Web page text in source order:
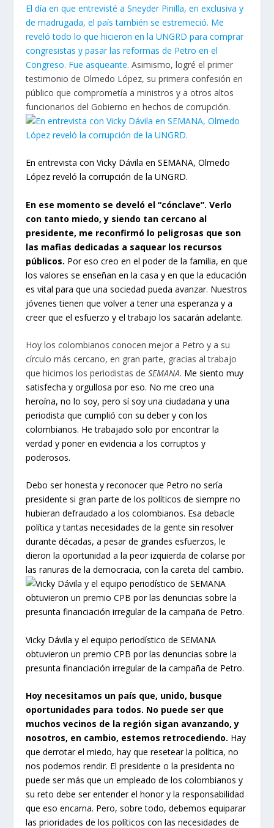
El día en que entrevisté a Sneyder Pinilla, en exclusiva y
de madrugada, el país también se estremeció. Me
reveló todo lo que hicieron en la UNGRD para comprar
congresistas y pasar las reformas de Petro en el
Congreso. Fue asqueante.Asimismo, logré el primer
testimonio de Olmedo López, su primera confesión en
público que comprometía a ministros y a otros altos
funcionarios del Gobierno en hechos de corrupción.
En entrevista con Vicky Dávila en SEMANA, Olmedo
López reveló la corrupción de la UNGRD.
En ese momento se develó el “cónclave”. Verlo
con tanto miedo, y siendo tan cercano al
presidente, me reconfirmó lo peligrosas que son
las mafias dedicadas a saquear los recursos
públicos. Por eso creo en el poder de la familia, en que
los valores se enseñan en la casa y en que la educación
es vital para que una sociedad pueda avanzar. Nuestros
jóvenes tienen que volver a tener una esperanza y a
creer que el esfuerzo y el trabajo los sacarán adelante.
Hoy los colombianos conocen mejor a Petro y a su
círculo más cercano, en gran parte, gracias al trabajo
que hicimos los periodistas deSEMANA. Me siento muy
satisfecha y orgullosa por eso. No me creo una
heroína, no lo soy, pero sí soy una ciudadana y una
periodista que cumplió con su deber y con los
colombianos. He trabajado solo por encontrar la
verdad y poner en evidencia a los corruptos y
poderosos.
Debo ser honesta y reconocer que Petro no sería
presidente si gran parte de los políticos de siempre no
hubieran defraudado a los colombianos. Esa debacle
política y tantas necesidades de la gente sin resolver
durante décadas, a pesar de grandes esfuerzos, le
dieron la oportunidad a la peor izquierda de colarse por
las ranuras de la democracia, con la careta del cambio.
Vicky Dávila y el equipo periodístico de SEMANA
obtuvieron un premio CPB por las denuncias sobre la
presunta financiación irregular de la campaña de Petro.
Hoy necesitamos un país que, unido, busque
oportunidades para todos. No puede ser que
muchos vecinos de la región sigan avanzando, y
nosotros, en cambio, estemos retrocediendo. Hay
que derrotar el miedo, hay que resetear la política, no
nos podemos rendir. El presidente o la presidenta no
puede ser más que un empleado de los colombianos y
su reto debe ser entender el honor y la responsabilidad
que eso encarna. Pero, sobre todo, debemos equiparar
las prioridades de los políticos con las necesidades de